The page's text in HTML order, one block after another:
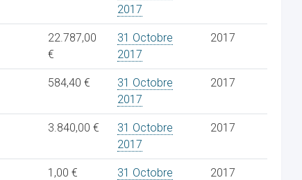
2017
22.787,00
€
31 Octobre
2017
2017
584,40 €
31 Octobre
2017
2017
3.840,00 €
31 Octobre
2017
2017
1,00 €
31 Octobre
2017